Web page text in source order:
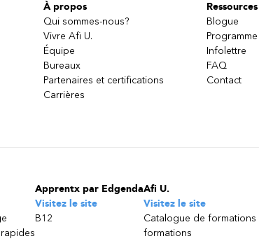
À propos
Qui sommes-nous?
Vivre Afi U.
Équipe
Bureaux
Partenaires et certifications
Carrières
Ressources
Blogue
Infolettre
FAQ
Contact
Apprentx par Edgenda
Visitez le site
B12
Afi U.
Visitez le site
Catalogue de formations
formations